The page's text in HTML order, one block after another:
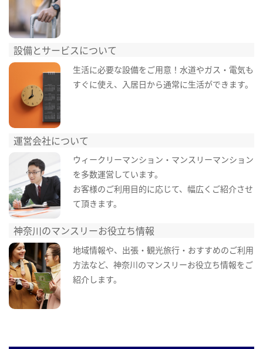
設備とサービスについて
生活に必要な設備をご用意！水道やガス・電気も
すぐに使え、入居日から通常に生活ができます。
運営会社について
ウィークリーマンション・マンスリーマンション
を多数運営しています。
お客様のご利用目的に応じて、幅広くご紹介させ
て頂きます。
神奈川のマンスリーお役立ち情報
地域情報や、出張・観光旅行・おすすめのご利用
方法など、神奈川のマンスリーお役立ち情報をご
紹介します。